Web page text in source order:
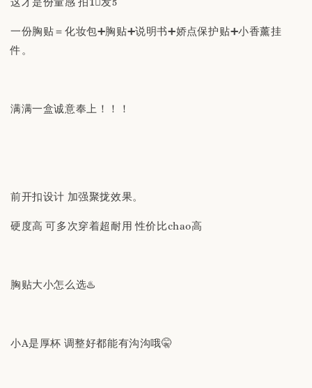
一份胸贴＝化妆包➕胸贴➕说明书➕娇点保护贴➕小香薰挂
件。
满满一盒诚意奉上！！！
前开扣设计 加强聚拢效果。
硬度高 可多次穿着超耐用 性价比chao高
胸贴大小怎么选♨️
小A是厚杯 调整好都能有沟沟哦🤫